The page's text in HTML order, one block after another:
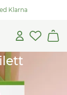
Klarna